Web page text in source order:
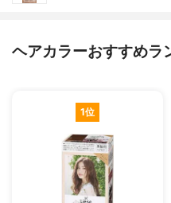
ヘアカラーおすすめラ
1位